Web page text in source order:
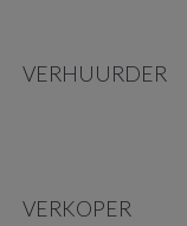
VERHUURDER
VERKOPER